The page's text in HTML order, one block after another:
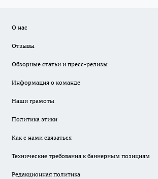
О нас
Отзывы
Обзорные статьи и пресс-релизы
Информация о команде
Наши грамоты
Политика этики
Как с нами связаться
Технические требования к баннерным позициям
Редакционная политика